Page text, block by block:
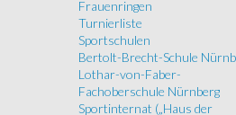
Frauenringen
Turnierliste
Sportschulen
Bertolt-Brecht-Schule
Lothar-von-Faber-
Fachoberschule Nürnberg
Sportinternat („Haus der